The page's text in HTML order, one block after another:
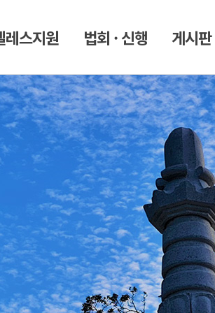
레스지원 법회 · 신행 게시판